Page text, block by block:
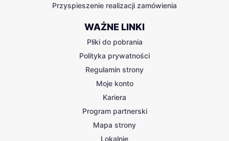
Przyspieszenie realizacji zamówienia
WAŻNE LINKI
Pliki do pobrania
Polityka prywatności
Regulamin strony
Moje konto
Kariera
Program partnerski
Mapa strony
Lokalnie